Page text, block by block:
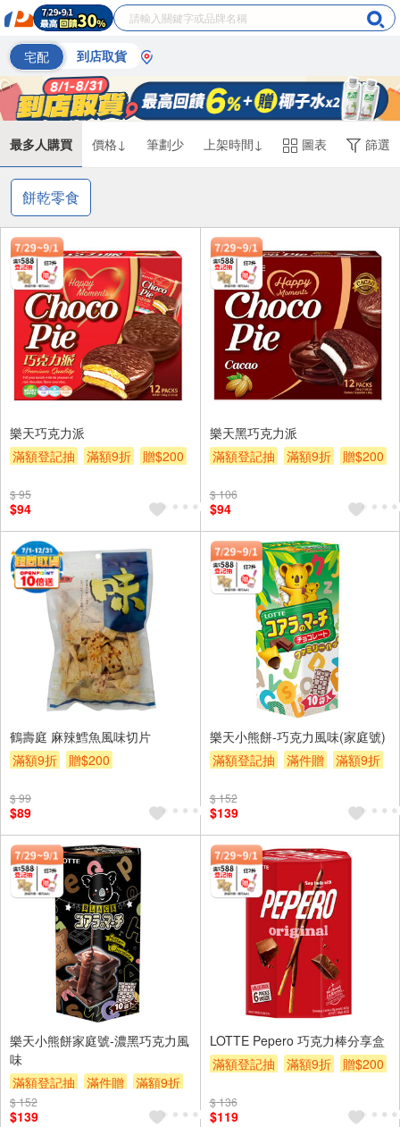
宅配 到店取貨
最多人購買 價格↓ 筆劃少 上架時間↓ 圖表 篩選
餅乾零食
樂天巧克力派
滿額登記抽
滿額9折 贈$200
$ 95
$94
樂天黑巧克力派
滿額登記抽
滿額9折 贈$200
$ 106
$94
鶴壽庭 麻辣鱈魚風味切片
滿額9折
贈$200
$ 99
$89
樂天小熊餅-巧克力風味(家庭號)
滿額登記抽
滿件贈
滿額9折
$ 152
$139
樂天小熊餅家庭號-濃黑巧克力風
味
滿額登記抽
滿件贈
滿額9折
贈$200
$ 152
$139
LOTTE Pepero 巧克力棒分享盒
滿額登記抽
滿額9折 贈$200
$ 136
$119